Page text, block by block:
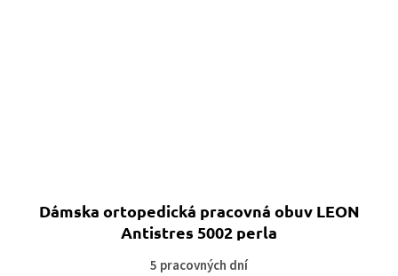
Dámska ortopedická pracovná obuv LEON
Antistres 5002 perla
5 pracovných dní